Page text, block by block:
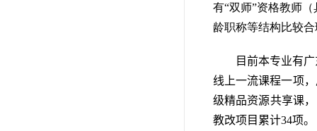
有“双师”资格教师
龄职称等结构比较
目前本专业有
线上一流课程一项
级精品资源共享课
教改项目累计34项。